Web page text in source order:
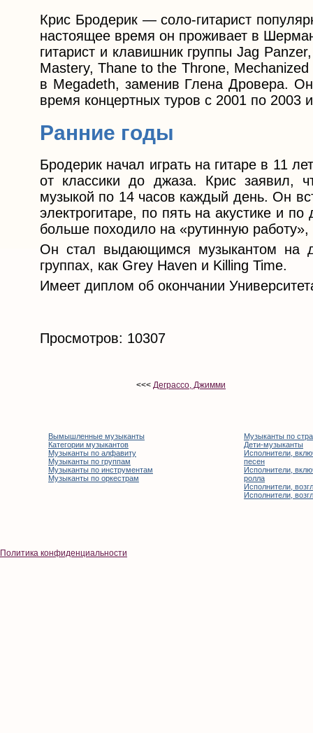
Крис Бродерик — соло-гитарист
настоящее время он проживает в
гитарист и клавишник группы Jag
Mastery, Thane to the Throne,
в Megadeth, заменив Глена Дровера.
время концертных туров с 2001 по 2003
Ранние годы
Бродерик начал играть на гитаре в 11
от классики до джаза. Крис заявил,
музыкой по 14 часов каждый день. Он
электрогитаре, по пять на акустике и
больше походило на «рутинную
Он стал выдающимся музыкантом на
группах, как Grey Haven и Killing Time.
Имеет диплом об окончании
Просмотров: 10307
<<< Деграссо, Джимми
Вымышленные музыканты
Категории музыкантов
Музыканты по алфавиту
Музыканты по группам
Музыканты по инструментам
Музыканты по оркестрам
Музыканты по
Дети-музыканты
Исполнители,
песен
Исполнители,
ролла
Исполнители,
Исполнители,
Политика конфиденциальности